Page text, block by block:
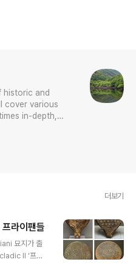
historic and
cover various
in-depth,
sense or
더보기
라이팬들
묘지가 출
II ‘프라